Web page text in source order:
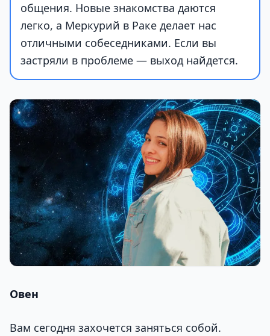
общения. Новые знакомства даются
легко, а Меркурий в Раке делает нас
отличными собеседниками. Если вы
застряли в проблеме — выход найдется.
Овен
Вам сегодня захочется заняться собой.